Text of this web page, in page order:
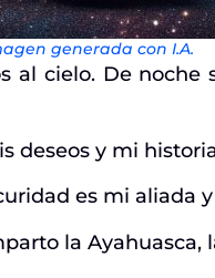
generada con I.A.
cielo. De
deseos y mi
es mi aliada
la Ayahuasca,